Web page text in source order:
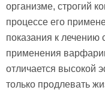
организме, строгий
процессе его
показания к лечению
применения
отличается высокой
только продлевать